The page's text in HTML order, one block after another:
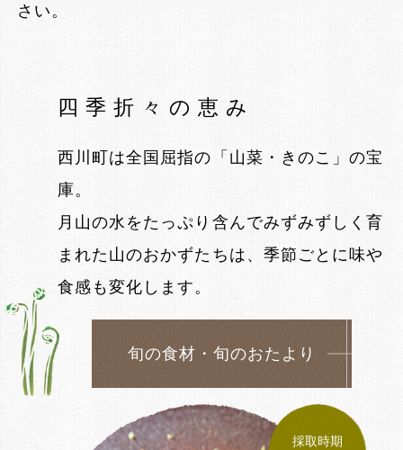
さい。
四季折々の恵み
西川町は全国屈指の「山菜・きのこ」の宝
庫。
月山の水をたっぷり含んでみずみずしく育
まれた山のおかずたちは、季節ごとに味や
食感も変化します。
旬の食材・旬のおたより
採取時期